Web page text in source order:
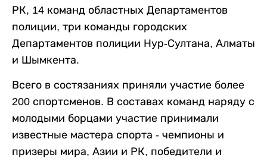
РК, 14 команд областных Департаментов
полиции, три команды городских
Департаментов полиции Нур-Султана, Алматы
и Шымкента.
Всего в состязаниях приняли участие более
200 спортсменов. В составах команд наряду с
молодыми борцами участие принимали
известные мастера спорта - чемпионы и
призеры мира, Азии и РК, победители и